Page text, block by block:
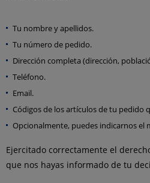
Tu nombre y apellidos.
Tu número de pedido.
Dirección completa (dirección,
Teléfono.
Email.
Códigos de los artículos de tu pedido
Opcionalmente, puedes indicarnos
Ejercitado correctamente el
que nos hayas informado de tu